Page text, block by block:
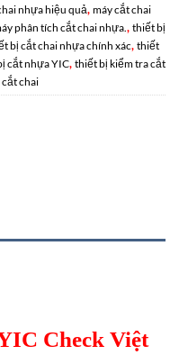
nhựa hiệu quả, máy cắt chai
phân tích cắt chai nhựa., thiết bị
bị cắt chai nhựa chính xác, thiết
cắt nhựa YIC, thiết bị kiểm tra cắt
chai
Check Việt